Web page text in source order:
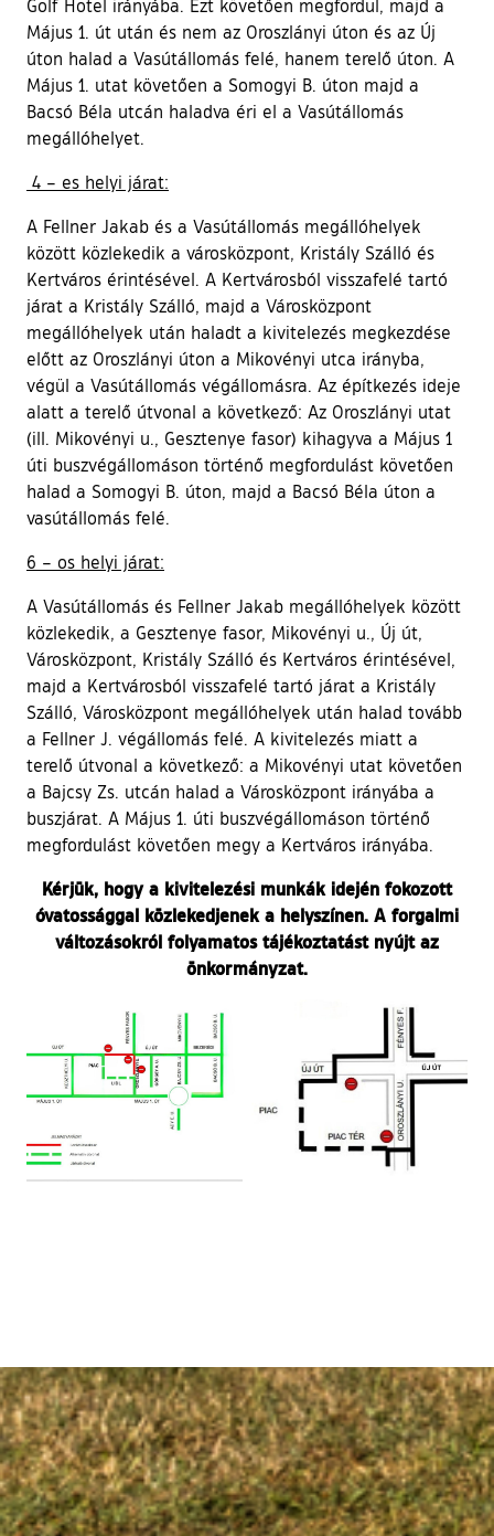
Golf Hotel irányába. Ezt követően megfordul, majd a
Május 1. út után és nem az Oroszlányi úton és az Új
úton halad a Vasútállomás felé, hanem terelő úton. A
Május 1. utat követően a Somogyi B. úton majd a
Bacsó Béla utcán haladva éri el a Vasútállomás
megállóhelyet.
4 – es helyi járat:
A Fellner Jakab és a Vasútállomás megállóhelyek
között közlekedik a városközpont, Kristály Szálló és
Kertváros érintésével. A Kertvárosból visszafelé tartó
járat a Kristály Szálló, majd a Városközpont
megállóhelyek után haladt a kivitelezés megkezdése
előtt az Oroszlányi úton a Mikovényi utca irányba,
végül a Vasútállomás végállomásra. Az építkezés ideje
alatt a terelő útvonal a következő: Az Oroszlányi utat
(ill. Mikovényi u., Gesztenye fasor) kihagyva a Május 1
úti buszvégállomáson történő megfordulást követően
halad a Somogyi B. úton, majd a Bacsó Béla úton a
vasútállomás felé.
6 – os helyi járat:
A Vasútállomás és Fellner Jakab megállóhelyek között
közlekedik, a Gesztenye fasor, Mikovényi u., Új út,
Városközpont, Kristály Szálló és Kertváros érintésével,
majd a Kertvárosból visszafelé tartó járat a Kristály
Szálló, Városközpont megállóhelyek után halad tovább
a Fellner J. végállomás felé. A kivitelezés miatt a
terelő útvonal a következő: a Mikovényi utat követően
a Bajcsy Zs. utcán halad a Városközpont irányába a
buszjárat. A Május 1. úti buszvégállomáson történő
megfordulást követően megy a Kertváros irányába.
Kérjük, hogy a kivitelezési munkák idején fokozott
óvatossággal közlekedjenek a helyszínen. A forgalmi
változásokról folyamatos tájékoztatást nyújt az
önkormányzat.
Ugrás a galéria utánra